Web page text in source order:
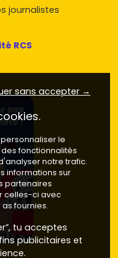
journalistes
RCS
sans accepter →
le
fonctionnalités
notre trafic.
informations sur
partenaires
celles-ci avec
fournies.
tu acceptes
publicitaires et